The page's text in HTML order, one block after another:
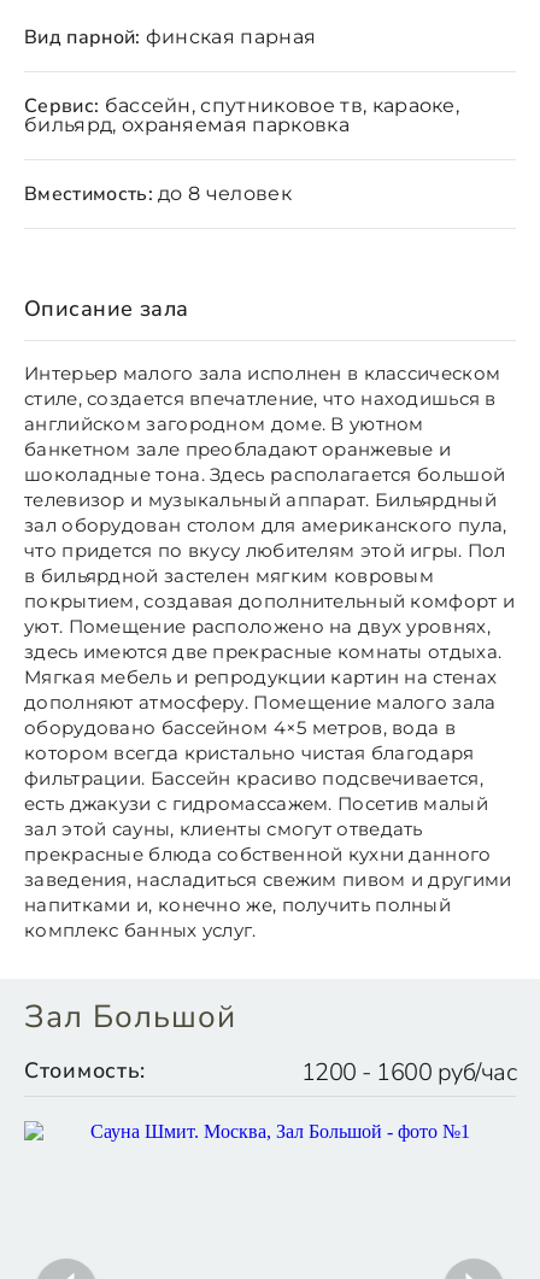
Вид парной: финская парная
Сервис: бассейн, спутниковое тв, караоке,
бильярд, охраняемая парковка
Вместимость: до 8 человек
Описание зала
Интерьер малого зала исполнен в классическом
стиле, создается впечатление, что находишься в
английском загородном доме. В уютном
банкетном зале преобладают оранжевые и
шоколадные тона. Здесь располагается большой
телевизор и музыкальный аппарат. Бильярдный
зал оборудован столом для американского пула,
что придется по вкусу любителям этой игры. Пол
в бильярдной застелен мягким ковровым
покрытием, создавая дополнительный комфорт и
уют. Помещение расположено на двух уровнях,
здесь имеются две прекрасные комнаты отдыха.
Мягкая мебель и репродукции картин на стенах
дополняют атмосферу. Помещение малого зала
оборудовано бассейном 4×5 метров, вода в
котором всегда кристально чистая благодаря
фильтрации. Бассейн красиво подсвечивается,
есть джакузи с гидромассажем. Посетив малый
зал этой сауны, клиенты смогут отведать
прекрасные блюда собственной кухни данного
заведения, насладиться свежим пивом и другими
напитками и, конечно же, получить полный
комплекс банных услуг.
Зал Большой
Стоимость: 1200 - 1600 руб/час